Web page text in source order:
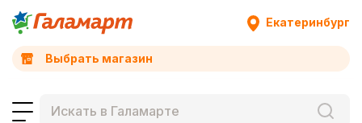
Екатеринбург
Выбрать магазин